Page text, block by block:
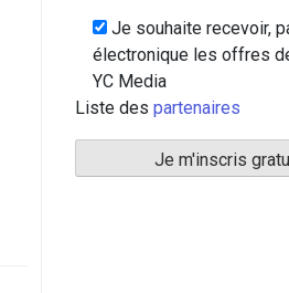
Je souhaite recevoir,
électronique les offres
YC Media
Liste des partenaires